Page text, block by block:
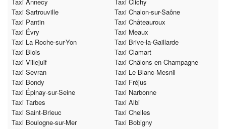
Taxi Sartrouville
Taxi Chalon-sur-Saône
Taxi Pantin
Taxi Châteauroux
Taxi Évry
Taxi Meaux
Taxi La Roche-sur-Yon
Taxi Brive-la-Gaillarde
Taxi Blois
Taxi Clamart
Taxi Villejuif
Taxi Châlons-en-Champagne
Taxi Sevran
Taxi Le Blanc-Mesnil
Taxi Bondy
Taxi Fréjus
Taxi Épinay-sur-Seine
Taxi Narbonne
Taxi Tarbes
Taxi Albi
Taxi Saint-Brieuc
Taxi Chelles
Taxi Boulogne-sur-Mer
Taxi Bobigny